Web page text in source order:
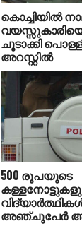
കൊച്ചിയില്‍
ചൂടാക്കി
അറസ്റ്റില്‍
500 രൂപയുടെ
അഞ്ചുപേര്‍